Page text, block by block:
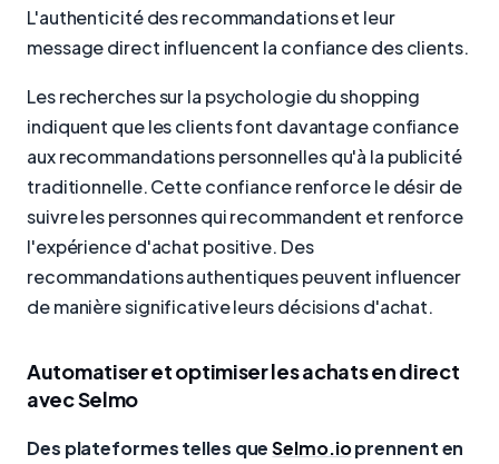
L'authenticité des recommandations et leur
message direct influencent la confiance des clients.
Les recherches sur la psychologie du shopping
indiquent que les clients font davantage confiance
aux recommandations personnelles qu'à la publicité
traditionnelle. Cette confiance renforce le désir de
suivre les personnes qui recommandent et renforce
l'expérience d'achat positive. Des
recommandations authentiques peuvent influencer
de manière significative leurs décisions d'achat.
Automatiser et optimiser les achats en direct
avec Selmo
Des plateformes telles queSelmo.ioprennent en